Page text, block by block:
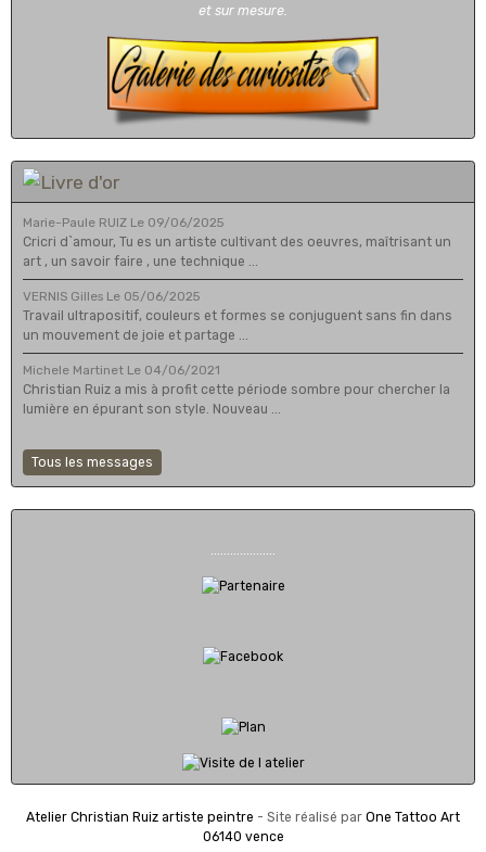
et sur mesure.
Marie-Paule RUIZ Le 09/06/2025
Cricri d`amour, Tu es un artiste cultivant des oeuvres, maîtrisant un
art , un savoir faire , une technique ...
VERNIS Gilles Le 05/06/2025
Travail ultrapositif, couleurs et formes se conjuguent sans fin dans
un mouvement de joie et partage ...
Michele Martinet Le 04/06/2021
Christian Ruiz a mis à profit cette période sombre pour chercher la
lumière en épurant son style. Nouveau ...
Tous les messages
....................
Atelier Christian Ruiz artiste peintre - Site réalisé par One Tattoo Art
06140 vence